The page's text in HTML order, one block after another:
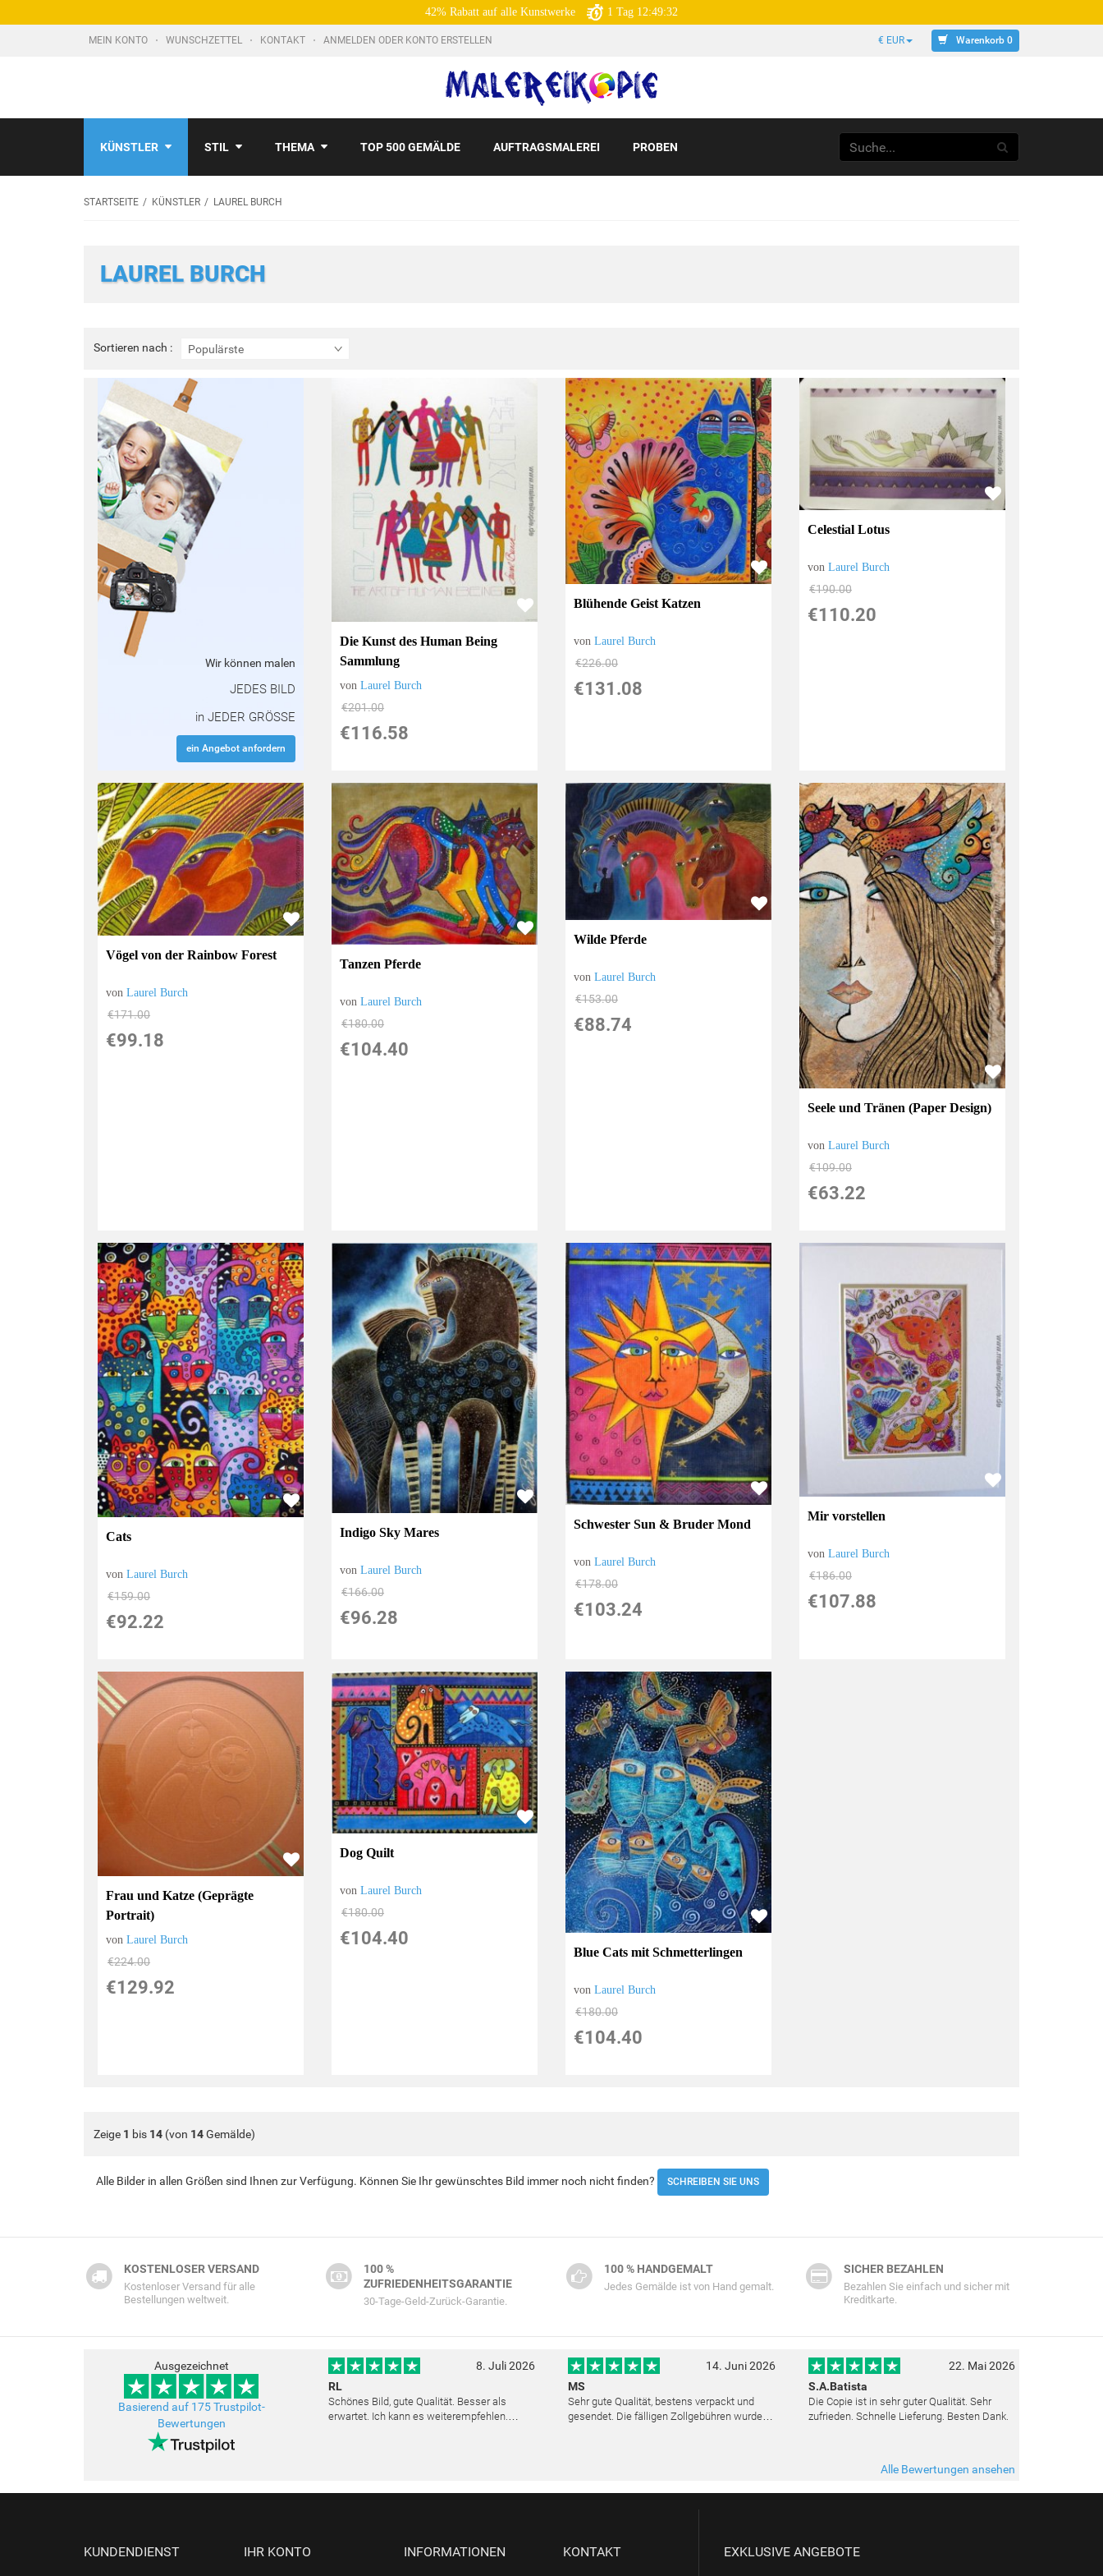
42% Rabatt auf alle Kunstwerke 1 Tag 12:49:31
MEIN KONTO WUNSCHZETTEL KONTAKT ANMELDEN ODER KONTO ERSTELLEN € EUR Warenkorb 0
KÜNSTLER STIL THEMA TOP 500 GEMÄLDE AUFTRAGSMALEREI PROBEN
STARTSEITE KÜNSTLER LAUREL BURCH
LAUREL BURCH
Sortieren nach : Populärste
Sortieren
nach
Wir können malen
JEDES BILD
in JEDER GRÖSSE
ein Angebot anfordern
Die Kunst des Human Being
Sammlung
vonLaurel Burch
€201.00
€116.58
Blühende Geist Katzen
vonLaurel Burch
€226.00
€131.08
Celestial Lotus
vonLaurel Burch
€190.00
€110.20
Vögel von der Rainbow Forest
vonLaurel Burch
€171.00
€99.18
Tanzen Pferde
vonLaurel Burch
€180.00
€104.40
Wilde Pferde
vonLaurel Burch
€153.00
€88.74
Seele und Tränen (Paper Design)
vonLaurel Burch
€109.00
€63.22
Cats
vonLaurel Burch
€159.00
€92.22
Indigo Sky Mares
vonLaurel Burch
€166.00
€96.28
Schwester Sun & Bruder Mond
vonLaurel Burch
€178.00
€103.24
Mir vorstellen
vonLaurel Burch
€186.00
€107.88
Frau und Katze (Geprägte
Portrait)
vonLaurel Burch
€224.00
€129.92
Dog Quilt
vonLaurel Burch
€180.00
€104.40
Blue Cats mit Schmetterlingen
vonLaurel Burch
€180.00
€104.40
Zeige 1 bis 14 (von 14Gemälde)
Alle Bilder in allen Größen sind Ihnen zur Verfügung. Können Sie Ihr gewünschtes Bild immer noch nicht finden? SCHREIBEN SIE UNS
KOSTENLOSER VERSAND
Kostenloser Versand für alle
Bestellungen weltweit.
100 %
ZUFRIEDENHEITSGARANTIE
30-Tage-Geld-Zurück-Garantie.
100 % HANDGEMALT
Jedes Gemälde ist von Hand gemalt.
SICHER BEZAHLEN
Bezahlen Sie einfach und sicher mit
Kreditkarte.
Ausgezeichnet
Basierend auf 175 Trustpilot-
Bewertungen
8. Juli 2026
RL
Schönes Bild, gute Qualität. Besser als
erwartet. Ich kann es weiterempfehlen.
14. Juni 2026
MS
Sehr gute Qualität, bestens verpackt und
gesendet. Die fälligen Zollgebühren wurden
22. Mai 2026
S.A.Batista
Die Copie ist in sehr guter Qualität. Sehr
zufrieden. Schnelle Lieferung. Besten Dank.
Alle Bewertungen ansehen
KUNDENDIENST IHR KONTO INFORMATIONEN KONTAKT EXKLUSIVE ANGEBOTE